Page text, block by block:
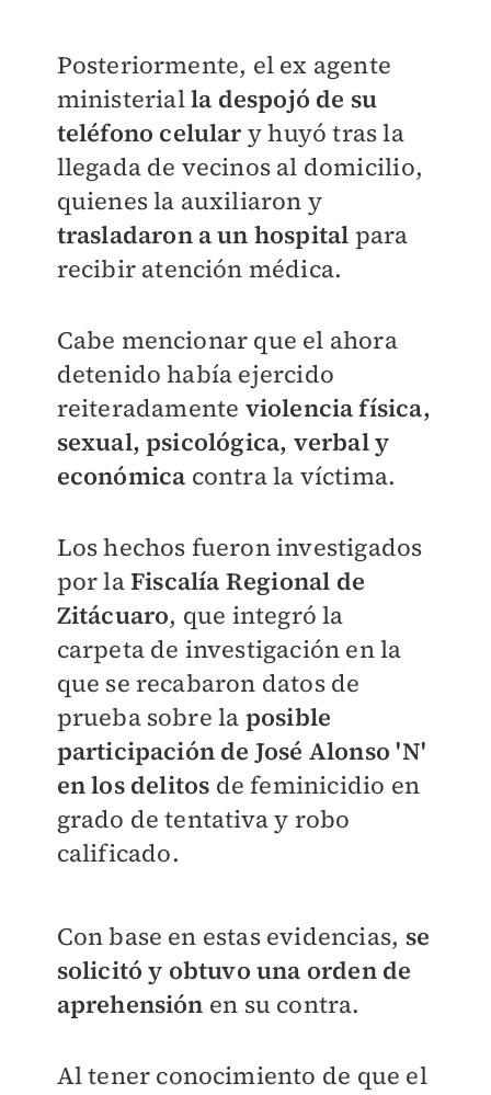
Posteriormente, el ex agente
ministerialla despojó de su
teléfono celulary huyó tras la
llegada de vecinos al domicilio,
quienes la auxiliaron y
trasladaron a un hospital para
recibir atención médica.
Cabe mencionar que el ahora
detenido había ejercido
reiteradamente violencia física,
sexual, psicológica, verbal y
económica contra la víctima.
Los hechos fueron investigados
por laFiscalía Regional de
Zitácuaro, que integró la
carpeta de investigación en la
que se recabaron datos de
prueba sobre la posible
participación de José Alonso 'N'
en los delitos de feminicidio en
grado de tentativa y robo
calificado.
Con base en estas evidencias, se
solicitó y obtuvo una orden de
aprehensión en su contra.
Al tener conocimiento de que el